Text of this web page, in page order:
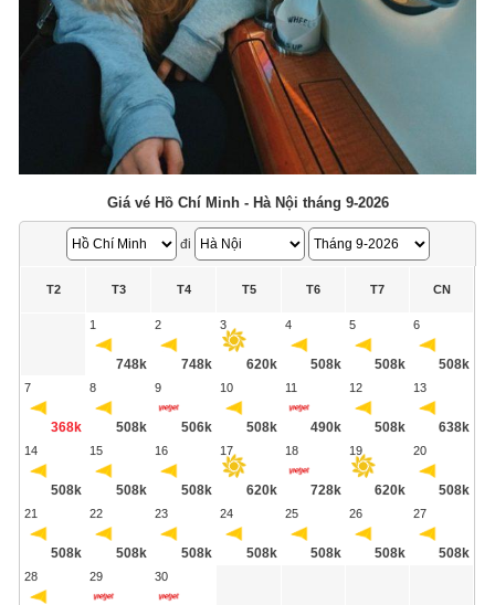
Giá vé Hồ Chí Minh - Hà Nội tháng 9-2026
đi
T2 T3 T4 T5 T6 T7 CN
1
748k
2
748k
3
620k
4
508k
5
508k
6
508k
7
368k
8
508k
9
506k
10
508k
11
490k
12
508k
13
638k
14
508k
15
508k
16
508k
17
620k
18
728k
19
620k
20
508k
21
508k
22
508k
23
508k
24
508k
25
508k
26
508k
27
508k
28 29 30